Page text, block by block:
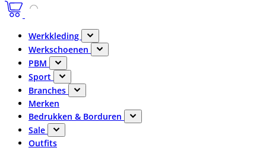
Werkkleding
Werkschoenen
PBM
Sport
Branches
Merken
Bedrukken & Borduren
Sale
Outfits